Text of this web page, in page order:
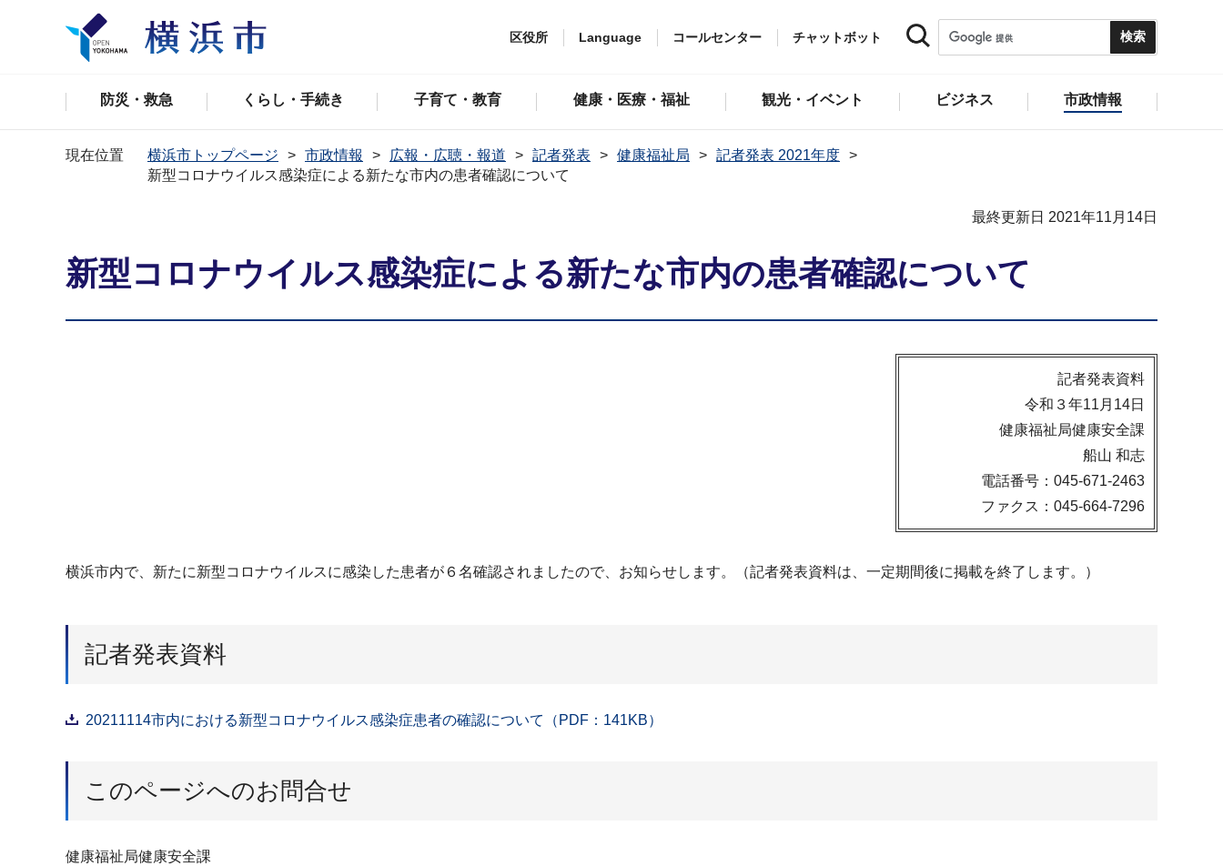
区役所 Language コールセンター チャットボット
防災・救急 くらし・手続き 子育て・教育 健康・医療・福祉 観光・イベント ビジネス 市政情報
現在位置 横浜市トップページ 市政情報 広報・広聴・報道 記者発表 健康福祉局
記者発表 2021年度
新型コロナウイルス感染症による新たな市内の患者確認について
最終更新日 2021年11月14日
新型コロナウイルス感染症による新たな市内の患者確認について
記者発表資料
令和３年11月14日
健康福祉局健康安全課
船山 和志
電話番号：045-671-2463
ファクス：045-664-7296
横浜市内で、新たに新型コロナウイルスに感染した患者が６名確認されましたので、お知らせします。（記者発表資料は、一定期間後に掲載を終了します。）
記者発表資料
20211114市内における新型コロナウイルス感染症患者の確認について（PDF：141KB）
このページへのお問合せ
健康福祉局健康安全課